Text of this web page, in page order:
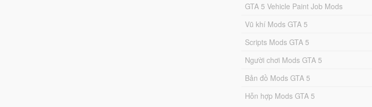
GTA 5 Vehicle Paint Job Mods
Vũ khí Mods GTA 5
Scripts Mods GTA 5
Người chơi Mods GTA 5
Bản đồ Mods GTA 5
Hỗn hợp Mods GTA 5